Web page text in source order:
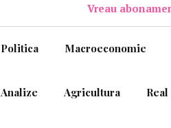
Vreau
Politica Macroeconomie
Analize Agricultura